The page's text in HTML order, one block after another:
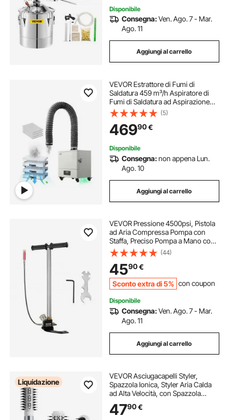
Disponibile
Consegna:Ven. Ago. 7 - Mar.
Ago. 11
Aggiungi al carrello
VEVOR Estrattore di Fumi di
Saldatura 459 m³/h Aspiratore di
Fumi di Saldatura ad Aspirazione
Forte con Motore Senza Spazzole
280 W Filtri 4 Stadi, 10 Velocità con
Telecomando per Saldatura,
Incisione
(5)
46990€
Disponibile
Consegna:non appena Lun.
Ago. 10
Aggiungi al carrello
VEVOR Pressione 4500psi, Pistola
ad Aria Compressa Pompa con
Staffa, Preciso Pompa a Mano con
Manometro, in Acciaio Inossidabile,
Design in Tre Fasi, Pompa ad Alta
Pressione PCP, Pedana Pieghevole
(44)
4590€
Sconto extra di 5% con coupon
Disponibile
Consegna:Ven. Ago. 7 - Mar.
Ago. 11
Aggiungi al carrello
Liquidazione
VEVOR Asciugacapelli Styler,
Spazzola Ionica, Styler Aria Calda
ad Alta Velocità, con Spazzola
Ovale Padella, 4 Temperature 3
Velocità, Strumento per Styling per
4790€